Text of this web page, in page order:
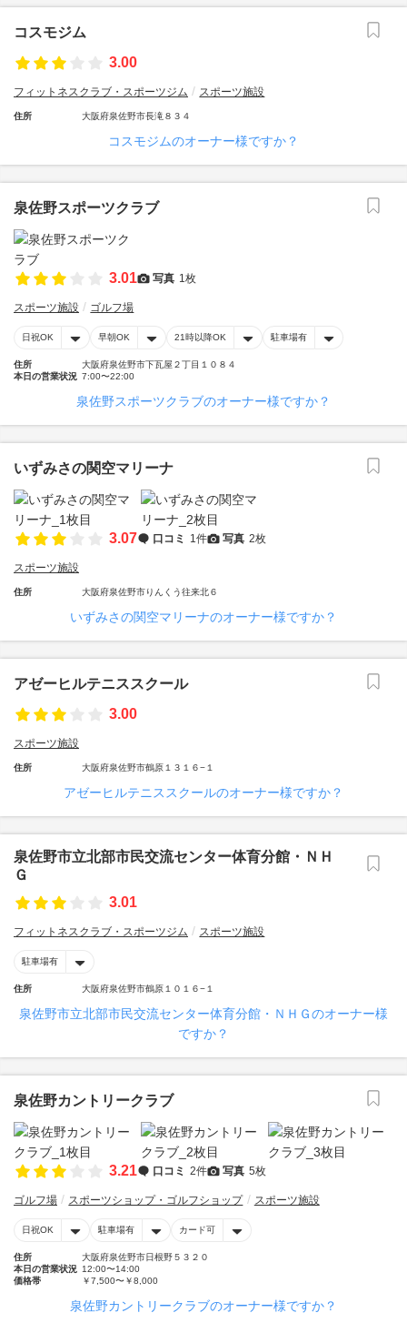
コスモジム
3.00
フィットネスクラブ・スポーツジム スポーツ施設
住所 大阪府泉佐野市長滝８３４
コスモジムのオーナー様ですか？
泉佐野スポーツクラブ
3.01 写真 1枚
スポーツ施設 ゴルフ場
日祝OK 早朝OK 21時以降OK 駐車場有
住所
大阪府泉佐野市下瓦屋２丁目１０８４
本日の営業状況 7:00〜22:00
泉佐野スポーツクラブのオーナー様ですか？
いずみさの関空マリーナ
3.07 口コミ 1件 写真 2枚
スポーツ施設
住所 大阪府泉佐野市りんくう往来北６
いずみさの関空マリーナのオーナー様ですか？
アゼーヒルテニススクール
3.00
スポーツ施設
住所 大阪府泉佐野市鶴原１３１６−１
アゼーヒルテニススクールのオーナー様ですか？
泉佐野市立北部市民交流センター体育分館・ＮＨ
Ｇ
3.01
フィットネスクラブ・スポーツジム スポーツ施設
駐車場有
住所 大阪府泉佐野市鶴原１０１６−１
泉佐野市立北部市民交流センター体育分館・ＮＨＧのオーナー様
ですか？
泉佐野カントリークラブ
3.21 口コミ 2件 写真 5枚
ゴルフ場 スポーツショップ・ゴルフショップ スポーツ施設
日祝OK 駐車場有 カード可
住所
大阪府泉佐野市日根野５３２０
本日の営業状況 12:00〜14:00
価格帯
￥7,500〜￥8,000
泉佐野カントリークラブのオーナー様ですか？